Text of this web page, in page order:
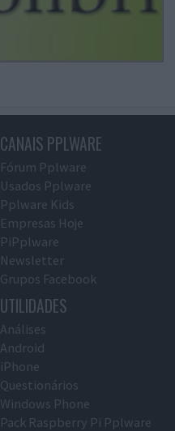
CANAIS PPLWARE
Fórum Pplware
Usados Pplware
Pplware Kids
Empresas Hoje
PiPplware
Newsletter
Grupos Facebook
UTILIDADES
Análises
Android
iPhone
Questionários
Windows Phone
Pack Raspberry Pi Pplware